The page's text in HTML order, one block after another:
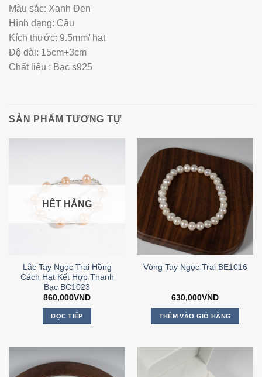
Màu sắc: Xanh Đen
Hình dạng: Cầu
Kích thước: 9.5mm/ hạt
Độ dài: 15cm+3cm
Chất liệu : Bạc s925
SẢN PHẨM TƯƠNG TỰ
HẾT HÀNG
Lắc Tay Ngọc Trai Hồng
Cách Hạt Kết Hợp Thanh
Bạc BC1023
860,000VND
ĐỌC TIẾP
Vòng Tay Ngọc Trai BE1016
630,000VND
THÊM VÀO GIỎ HÀNG